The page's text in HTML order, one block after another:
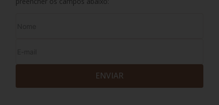
ENVIAR